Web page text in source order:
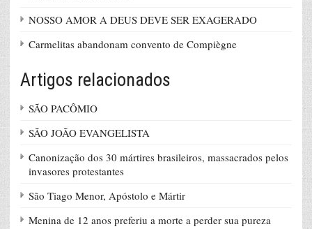
NOSSO AMOR A DEUS DEVE SER EXAGERADO
Carmelitas abandonam convento de Compiègne
Artigos relacionados
SÃO PACÔMIO
SÃO JOÃO EVANGELISTA
Canonização dos 30 mártires brasileiros, massacrados pelos
invasores protestantes
São Tiago Menor, Apóstolo e Mártir
Menina de 12 anos preferiu a morte a perder sua pureza